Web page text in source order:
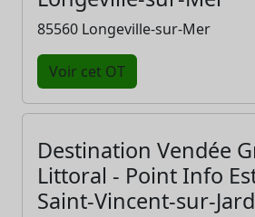
85560 Longeville-sur-Mer
Voir cet OT
Destination Vendée
Littoral - Point Info
Saint-Vincent-sur-Jard